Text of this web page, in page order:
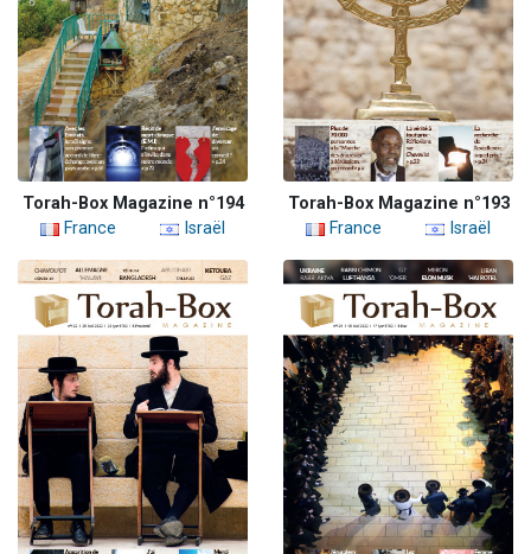
Torah-Box Magazine n°194
France
Israël
Torah-Box Magazine n°193
France
Israël